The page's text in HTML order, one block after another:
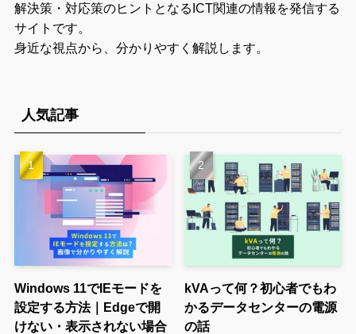
解決策・対応策のヒントとなるICT関連の情報を発信する
サイトです。
身近な視点から、分かりやすく解説します。
人気記事
Windows 11でIEモードを
設定する方法｜Edgeで開
けない・表示されない場合
kVAって何？初心者でもわ
かるデータセンターの電源
の話